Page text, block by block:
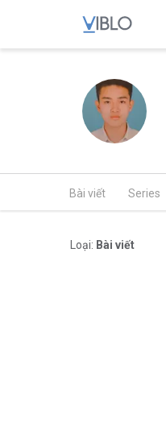
Bài viết Series
Loại: Bài viết